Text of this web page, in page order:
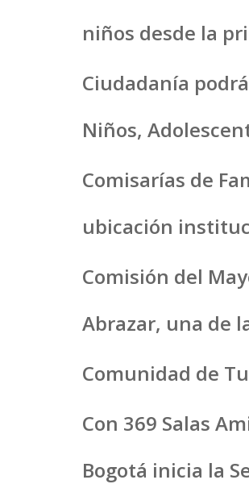
niños desde la
Ciudadanía
Niños,
Comisarías de
ubicación
Comisión del
Abrazar, una de
Comunidad de
Con 369 Salas
Bogotá inicia la